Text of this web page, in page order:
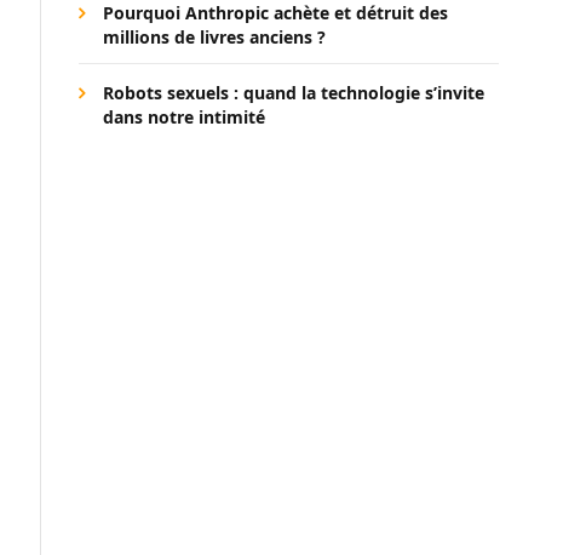
Pourquoi Anthropic achète et détruit des
millions de livres anciens ?
Robots sexuels : quand la technologie s’invite
dans notre intimité